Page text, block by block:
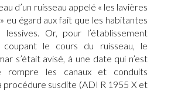
d’un ruisseau appelé « les lavières
eu égard aux fait que les habitantes
Or, pour l’établissement
coupant le cours du ruisseau, le
s’était avisé, à une date qui n’est
rompre les canaux et conduits
procédure susdite (ADI R 1955 X et